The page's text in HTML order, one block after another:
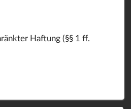
Haftung (§§ 1 ff.